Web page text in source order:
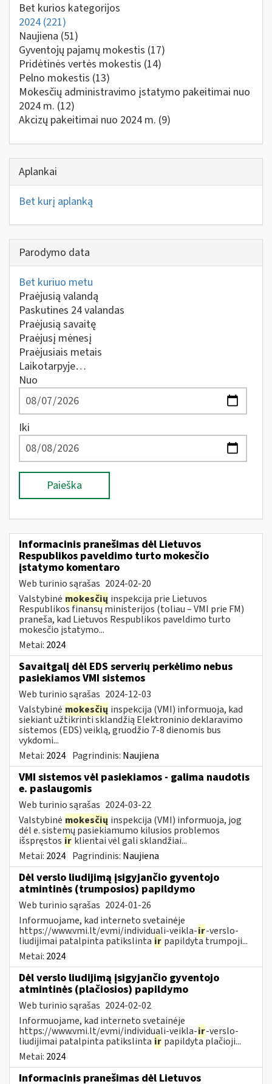
Bet kurios kategorijos
2024 (221)
Naujiena (51)
Gyventojų pajamų mokestis (17)
Pridėtinės vertės mokestis (14)
Pelno mokestis (13)
Mokesčių administravimo įstatymo pakeitimai nuo
2024 m. (12)
Akcizų pakeitimai nuo 2024 m. (9)
Aplankai
Bet kurį aplanką
Parodymo data
Bet kuriuo metu
Praėjusią valandą
Paskutines 24 valandas
Praėjusią savaitę
Praėjusį mėnesį
Praėjusiais metais
Laikotarpyje…
Nuo
Iki
Paieška
Informacinis pranešimas dėl Lietuvos
Respublikos paveldimo turto mokesčio
įstatymo komentaro
Web turinio sąrašas 2024-02-20
Valstybinė mokesčių inspekcija prie Lietuvos
Respublikos finansų ministerijos (toliau – VMI prie FM)
praneša, kad Lietuvos Respublikos paveldimo turto
mokesčio įstatymo...
Metai: 2024
Savaitgalį dėl EDS serverių perkėlimo nebus
pasiekiamos VMI sistemos
Web turinio sąrašas 2024-12-03
Valstybinė mokesčių inspekcija (VMI) informuoja, kad
siekiant užtikrinti sklandžią Elektroninio deklaravimo
sistemos (EDS) veiklą, gruodžio 7-8 dienomis bus
vykdomi...
Metai: 2024 Pagrindinis: Naujiena
VMI sistemos vėl pasiekiamos - galima naudotis
e. paslaugomis
Web turinio sąrašas 2024-03-22
Valstybinė mokesčių inspekcija (VMI) informuoja, jog
dėl e. sistemų pasiekiamumo kilusios problemos
išspręstos ir klientai vėl gali sklandžiai...
Metai: 2024 Pagrindinis: Naujiena
Dėl verslo liudijimą įsigyjančio gyventojo
atmintinės (trumposios) papildymo
Web turinio sąrašas 2024-01-26
Informuojame, kad interneto svetainėje
https://www.vmi.lt/evmi/individuali-veikla-ir-verslo-
liudijimai patalpinta patikslinta ir papildyta trumpoji...
Metai: 2024
Dėl verslo liudijimą įsigyjančio gyventojo
atmintinės (plačiosios) papildymo
Web turinio sąrašas 2024-02-02
Informuojame, kad interneto svetainėje
https://www.vmi.lt/evmi/individuali-veikla-ir-verslo-
liudijimai patalpinta patikslinta ir papildyta plačioji...
Metai: 2024
Informacinis pranešimas dėl Lietuvos